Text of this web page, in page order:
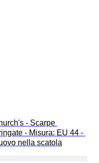
- Scarpe
- Misura: EU 44 -
nella scatola